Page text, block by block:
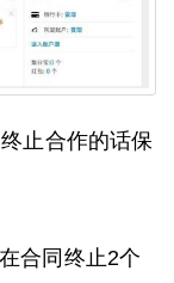
止合作的话保
合同终止2个